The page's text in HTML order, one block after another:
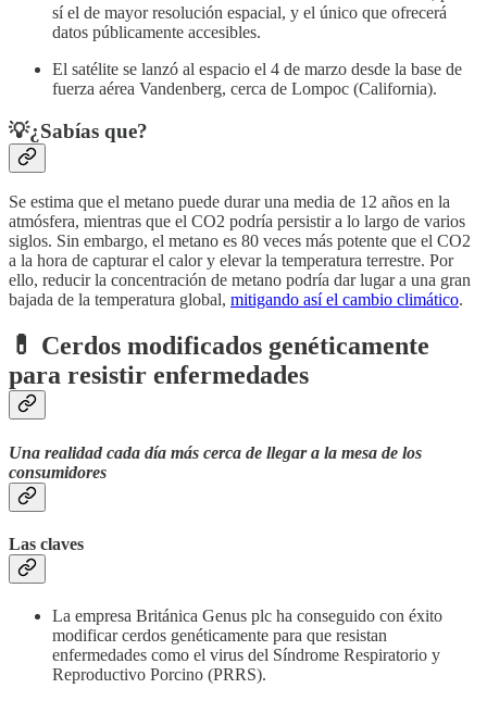
sí el de mayor resolución espacial, y el único que ofrecerá
datos públicamente accesibles.
El satélite se lanzó al espacio el 4 de marzo desde la base de
fuerza aérea Vandenberg, cerca de Lompoc (California).
💡¿Sabías que?
Se estima que el metano puede durar una media de 12 años en la
atmósfera, mientras que el CO2 podría persistir a lo largo de varios
siglos. Sin embargo, el metano es 80 veces más potente que el CO2
a la hora de capturar el calor y elevar la temperatura terrestre. Por
ello, reducir la concentración de metano podría dar lugar a una gran
bajada de la temperatura global, mitigando así el cambio climático.
💊 Cerdos modificados genéticamente
para resistir enfermedades
Una realidad cada día más cerca de llegar a la mesa de los
consumidores
Las claves
La empresa Británica Genus plc ha conseguido con éxito
modificar cerdos genéticamente para que resistan
enfermedades como el virus del Síndrome Respiratorio y
Reproductivo Porcino (PRRS).